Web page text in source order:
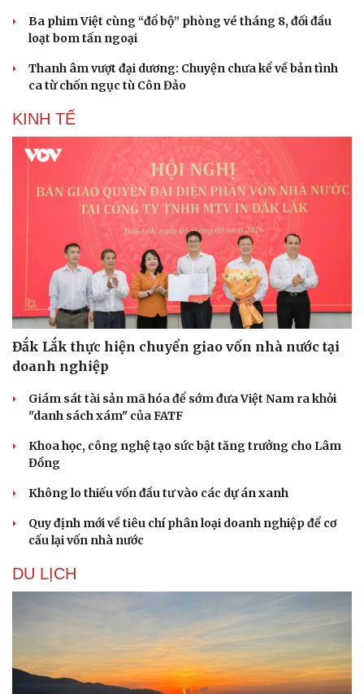
Ba phim Việt cùng “đổ bộ” phòng vé tháng 8, đối đầu
loạt bom tấn ngoại
Thanh âm vượt đại dương: Chuyện chưa kể về bản tình
ca từ chốn ngục tù Côn Đảo
KINH TẾ
Đắk Lắk thực hiện chuyển giao vốn nhà nước tại
doanh nghiệp
Giám sát tài sản mã hóa để sớm đưa Việt Nam ra khỏi
"danh sách xám" của FATF
Khoa học, công nghệ tạo sức bật tăng trưởng cho Lâm
Đồng
Không lo thiếu vốn đầu tư vào các dự án xanh
Quy định mới về tiêu chí phân loại doanh nghiệp để cơ
cấu lại vốn nhà nước
DU LỊCH